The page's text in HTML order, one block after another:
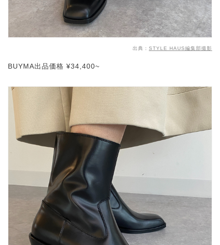
出典： STYLE HAUS編集部撮影
BUYMA出品価格 ¥34,400~